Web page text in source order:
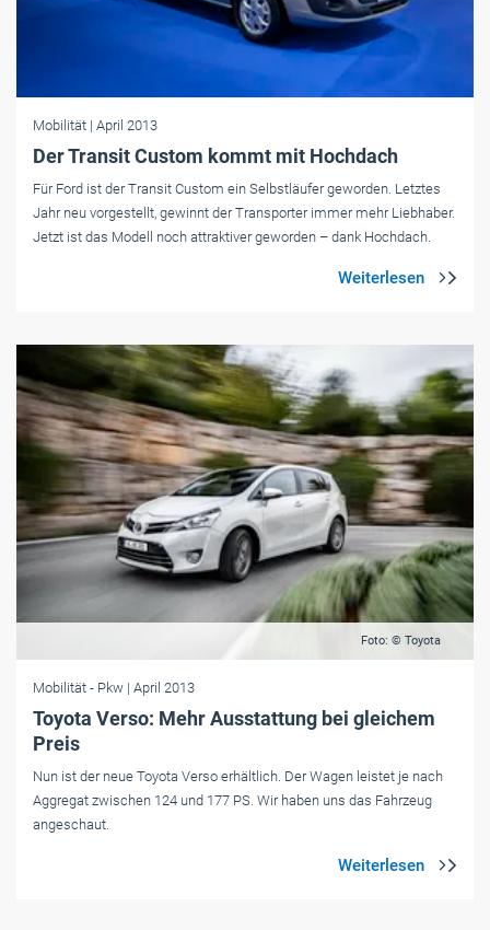
Mobilität | April 2013
Der Transit Custom kommt mit Hochdach
Für Ford ist der Transit Custom ein Selbstläufer geworden. Letztes
Jahr neu vorgestellt, gewinnt der Transporter immer mehr Liebhaber.
Jetzt ist das Modell noch attraktiver geworden – dank Hochdach.
Foto: © Toyota
Mobilität - Pkw | April 2013
Toyota Verso: Mehr Ausstattung bei gleichem
Preis
Nun ist der neue Toyota Verso erhältlich. Der Wagen leistet je nach
Aggregat zwischen 124 und 177 PS. Wir haben uns das Fahrzeug
angeschaut.